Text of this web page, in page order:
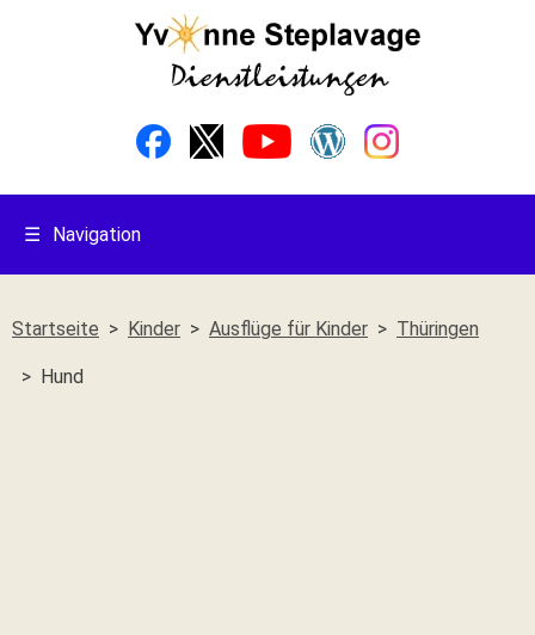
☰ Navigation
Startseite Kinder Ausflüge für Kinder Thüringen
Hund